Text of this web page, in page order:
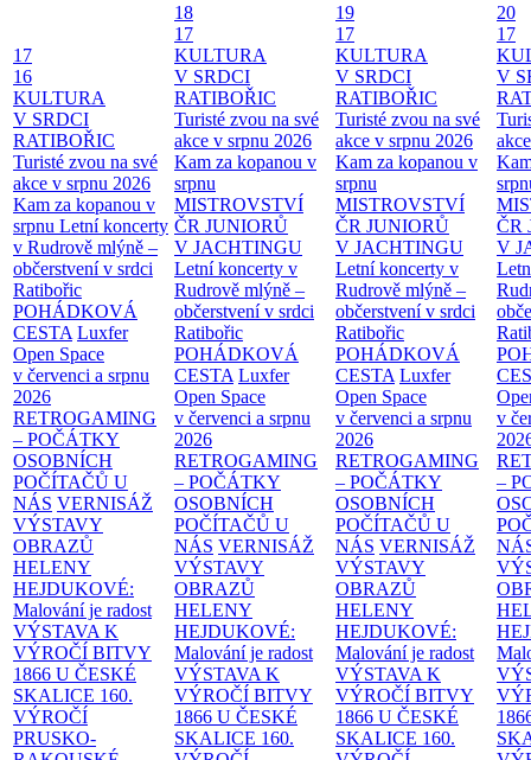
17
16
KULTURA
V SRDCI
RATIBOŘIC
Turisté zvou na své
akce v srpnu 2026
Kam za kopanou v
srpnu Letní koncerty
v Rudrově mlýně –
občerstvení v srdci
Ratibořic
POHÁDKOVÁ
CESTA Luxfer
Open Space
v červenci a srpnu
2026
RETROGAMING
– POČÁTKY
OSOBNÍCH
POČÍTAČŮ U
NÁS VERNISÁŽ
VÝSTAVY
OBRAZŮ
HELENY
HEJDUKOVÉ:
Malování je radost
VÝSTAVA K
VÝROČÍ BITVY
1866 U ČESKÉ
SKALICE 160.
VÝROČÍ
PRUSKO-
18
17
KULTURA
V SRDCI
RATIBOŘIC
Turisté zvou na své
akce v srpnu 2026
Kam za kopanou v
srpnu
MISTROVSTVÍ
ČR JUNIORŮ
V JACHTINGU
Letní koncerty v
Rudrově mlýně –
občerstvení v srdci
Ratibořic
POHÁDKOVÁ
CESTA Luxfer
Open Space
v červenci a srpnu
2026
RETROGAMING
– POČÁTKY
OSOBNÍCH
POČÍTAČŮ U
NÁS VERNISÁŽ
VÝSTAVY
OBRAZŮ
HELENY
HEJDUKOVÉ:
Malování je radost
VÝSTAVA K
VÝROČÍ BITVY
1866 U ČESKÉ
SKALICE 160.
19
17
KULTURA
V SRDCI
RATIBOŘIC
Turisté zvou na své
akce v srpnu 2026
Kam za kopanou v
srpnu
MISTROVSTVÍ
ČR JUNIORŮ
V JACHTINGU
Letní koncerty v
Rudrově mlýně –
občerstvení v srdci
Ratibořic
POHÁDKOVÁ
CESTA Luxfer
Open Space
v červenci a srpnu
2026
RETROGAMING
– POČÁTKY
OSOBNÍCH
POČÍTAČŮ U
NÁS VERNISÁŽ
VÝSTAVY
OBRAZŮ
HELENY
HEJDUKOVÉ:
Malování je radost
VÝSTAVA K
VÝROČÍ BITVY
1866 U ČESKÉ
SKALICE 160.
20
17
V
ČR
V
v
–